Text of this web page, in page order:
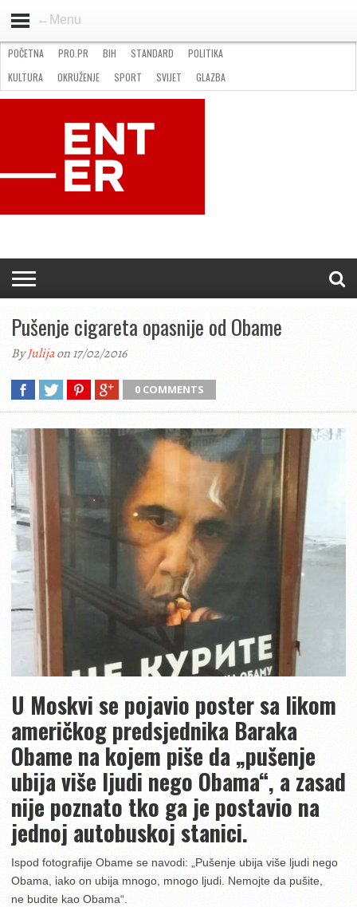
←Menu
STANDARD
GOSPODARSTVO
OKRUŽENJE
POČETNA PRO.PR BIH STANDARD
POLITIKA
KULTURA
OKRUŽENJE SPORT SVIJET
GLAZBA
NATJEČAJI
FILMING LOCATION IN BH KONTAKT
Pušenje cigareta opasnije od Obame
ByJulijaon 17/02/2016
0 COMMENTS
U Moskvi se pojavio poster sa likom
američkog predsjednika Baraka
Obame na kojem piše da „pušenje
ubija više ljudi nego Obama“, a zasad
nije poznato tko ga je postavio na
jednoj autobuskoj stanici.
Ispod fotografije Obame se navodi: „Pušenje ubija više ljudi nego
Obama, iako on ubija mnogo, mnogo ljudi. Nemojte da pušite,
ne budite kao Obama“.